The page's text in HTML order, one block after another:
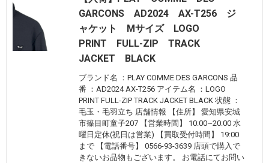
GARCONS AD2024 AX-T256 ジ
ャケット Mサイズ LOGO
PRINT FULL-ZIP TRACK
JACKET BLACK
ブランド名 ：PLAY COMME DES GARCONS 品
番 ：AD2024 AX-T256 アイテム名 ：LOGO
PRINT FULL-ZIP TRACK JACKET BLACK 状態 ：
毛玉・毛羽立ち 店舗情報 【住所】 愛知県安城
市篠目町童子207 【営業時間】 10:00~20:00 水
曜日定休(祝日は営業) 【買取受付時間】 19:00
まで 【電話番号】 0566-93-3639 店頭で購入で
きないお品物もございます。 お電話にてお問い